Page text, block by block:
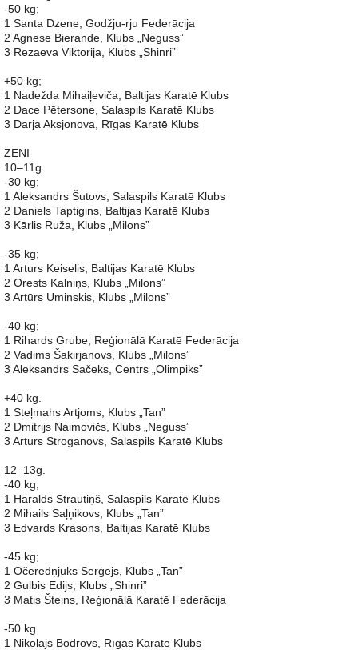
-50 kg;
1 Santa Dzene, Godžju-rju Federācija
2 Agnese Bierande, Klubs „Neguss”
3 Rezaeva Viktorija, Klubs „Shinri”
+50 kg;
1 Nadežda Mihaiļeviča, Baltijas Karatē Klubs
2 Dace Pētersone, Salaspils Karatē Klubs
3 Darja Aksjonova, Rīgas Karatē Klubs
ZENI
10–11g.
-30 kg;
1 Aleksandrs Šutovs, Salaspils Karatē Klubs
2 Daniels Taptigins, Baltijas Karatē Klubs
3 Kārlis Ruža, Klubs „Milons”
-35 kg;
1 Arturs Keiselis, Baltijas Karatē Klubs
2 Orests Kalniņs, Klubs „Milons”
3 Artūrs Uminskis, Klubs „Milons”
-40 kg;
1 Rihards Grube, Reģionālā Karatē Federācija
2 Vadims Šakirjanovs, Klubs „Milons”
3 Aleksandrs Sačeks, Centrs „Olimpiks”
+40 kg.
1 Steļmahs Artjoms, Klubs „Tan”
2 Dmitrijs Naimovičs, Klubs „Neguss”
3 Arturs Stroganovs, Salaspils Karatē Klubs
12–13g.
-40 kg;
1 Haralds Strautiņš, Salaspils Karatē Klubs
2 Mihails Saļņikovs, Klubs „Tan”
3 Edvards Krasons, Baltijas Karatē Klubs
-45 kg;
1 Očeredņjuks Serģejs, Klubs „Tan”
2 Gulbis Edijs, Klubs „Shinri”
3 Matis Šteins, Reģionālā Karatē Federācija
-50 kg.
1 Nikolajs Bodrovs, Rīgas Karatē Klubs